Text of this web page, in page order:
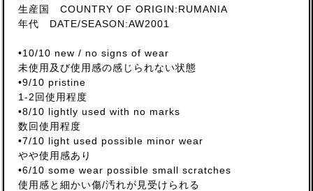
生産国 COUNTRY OF ORIGIN:RUMANIA
年代 DATE/SEASON:AW2001
•10/10 new / no signs of wear
未使用及び使用感の感じられない状態
•9/10 pristine
1-2回使用程度
•8/10 lightly used with no marks
数回使用程度
•7/10 light used possible minor wear
やや使用感あり
•6/10 some wear possible small scratches
使用感と細かい傷/汚れが見受けられる